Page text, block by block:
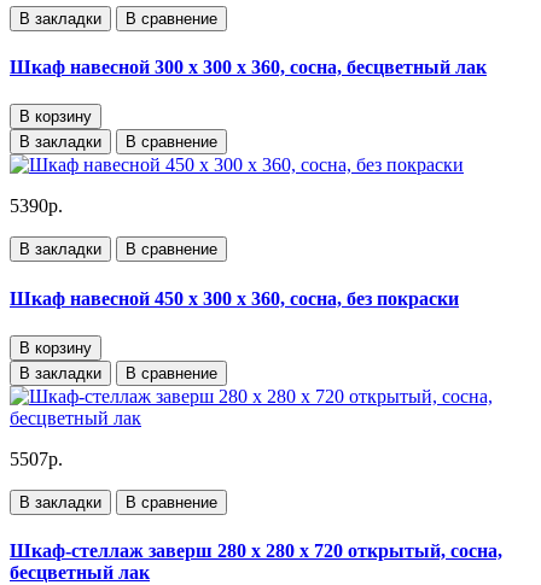
В закладки В сравнение
Шкаф навесной 300 х 300 х 360, сосна, бесцветный лак
В корзину
В закладки
В сравнение
5390р.
В закладки В сравнение
Шкаф навесной 450 х 300 х 360, сосна, без покраски
В корзину
В закладки
В сравнение
5507р.
В закладки В сравнение
Шкаф-стеллаж заверш 280 х 280 х 720 открытый, сосна,
бесцветный лак